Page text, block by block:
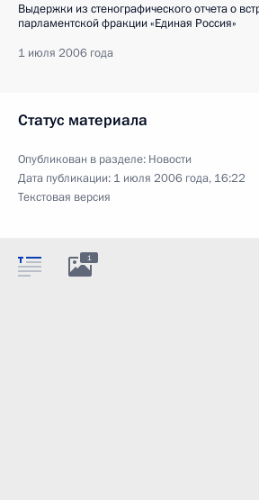
Выдержки из стенографического отчета о
парламентской фракции «Единая Россия»
1 июля 2006 года
Статус материала
Опубликован в разделе: Новости
Дата публикации: 1 июля 2006 года, 16:22
Текстовая версия
1